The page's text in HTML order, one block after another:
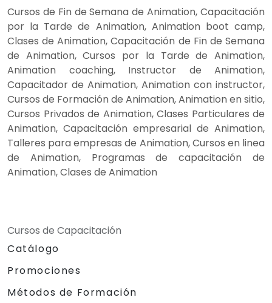
Cursos de Fin de Semana de Animation, Capacitación
por la Tarde de Animation, Animation boot camp,
Clases de Animation, Capacitación de Fin de Semana
de Animation, Cursos por la Tarde de Animation,
Animation coaching, Instructor de Animation,
Capacitador de Animation, Animation con instructor,
Cursos de Formación de Animation, Animation en sitio,
Cursos Privados de Animation, Clases Particulares de
Animation, Capacitación empresarial de Animation,
Talleres para empresas de Animation, Cursos en linea
de Animation, Programas de capacitación de
Animation, Clases de Animation
Cursos de Capacitación
Catálogo
Promociones
Métodos de Formación